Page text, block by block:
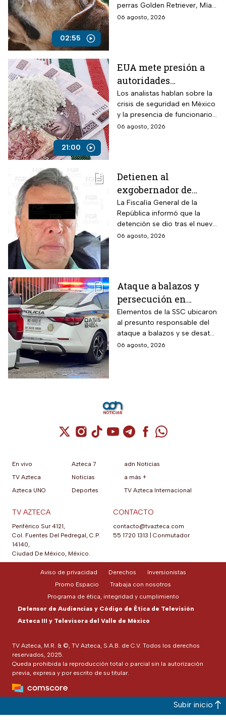
02:55
perras Golden Retriever, Mía y
Camila, de seis años, robadas
06 agosto, 2026
21:00
EUA mete presión a
autoridades
mexicanas para
combatir al
narcotráfico y detener
a funcionarios
Los analistas hablan sobre la
crisis de seguridad en México
y la presencia de funcionarios
corruptos en el narcotráfico
06 agosto, 2026
Detienen al
exgobernador de
Guerrero, Ángel
Aguirre, por el Caso
Ayotzinapa
La Fiscalía General de la
República informó que la
detención se dio tras el nuevo
modelo de investigación
06 agosto, 2026
Ataque a balazos y
persecución en
Álvaro Obregón,
CDMX, hoy 6 de agosto
Elementos de la SSC ubicaron
al presunto responsable del
ataque a balazos y se desató
una persecución
06 agosto, 2026
Cuenta de X / Twitter (se abre en una
Cuenta de Instagram (se abre en una
Cuenta de TikTok (se abre en
Cuenta de YouTube (se abre
Cuenta de Telegram (se
Cuenta de
Cuenta de
En vivo
TV Azteca
Azteca UNO
Azteca 7
Noticias
Deportes
adn Noticias
a más +
TV Azteca Internacional
TV AZTECA
Periférico Sur 4121,
Col. Fuentes Del Pedregal, C.P.
14140,
Ciudad De México, México.
CONTACTO
contacto@tvazteca.com
55 1720 1313
Conmutador
TV Azteca, M.R. & ©, TV Azteca, S.A.B. de C.V. Todos los derechos
reservados, 2025.
Queda prohibida la reproducción total o parcial sin la autorización
previa, expresa y por escrito de su titular.
Aviso de privacidad Derechos
Inversionistas
Promo Espacio
Trabaja con nosotros
Programa de ética, integridad y cumplimiento
Defensor de Audiencias y Código de Ética de Televisión
Azteca III y Televisora del Valle de México
Subir inicio